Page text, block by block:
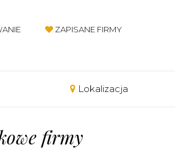
ZAPISANE FIRMY
Lokalizacja
firmy